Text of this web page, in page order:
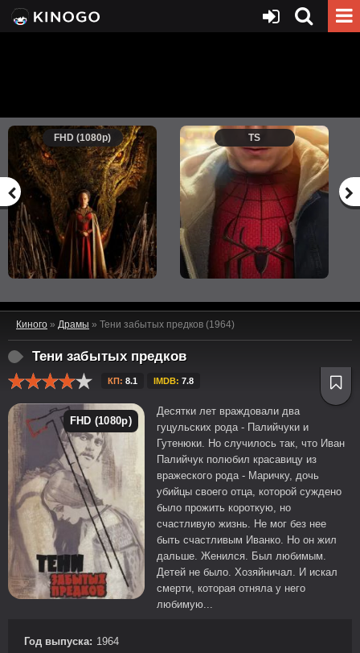
FHD (1080p) TS
Киного » Драмы » Тени забытых предков (1964)
Тени забытых предков
КП: 8.1 IMDB: 7.8
FHD (1080p)
Десятки лет враждовали два
гуцульских рода - Палийчуки и
Гутенюки. Но случилось так, что Иван
Палийчук полюбил красавицу из
вражеского рода - Маричку, дочь
убийцы своего отца, которой суждено
было прожить короткую, но
счастливую жизнь. Не мог без нее
быть счастливым Иванко. Но он жил
дальше. Женился. Был любимым.
Детей не было. Хозяйничал. И искал
смерти, которая отняла у него
любимую...
Год выпуска: 1964